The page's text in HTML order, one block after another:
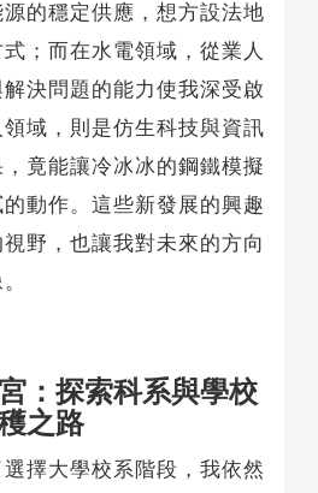
的穩定供應，想方設法地
；而在水電領域，從業人
決問題的能力使我深受啟
域，則是仿生科技與資訊
竟能讓冷冰冰的鋼鐵模擬
動作。這些新發展的興趣
野，也讓我對未來的方向
：探索科系與學校
之路
大學校系階段，我依然